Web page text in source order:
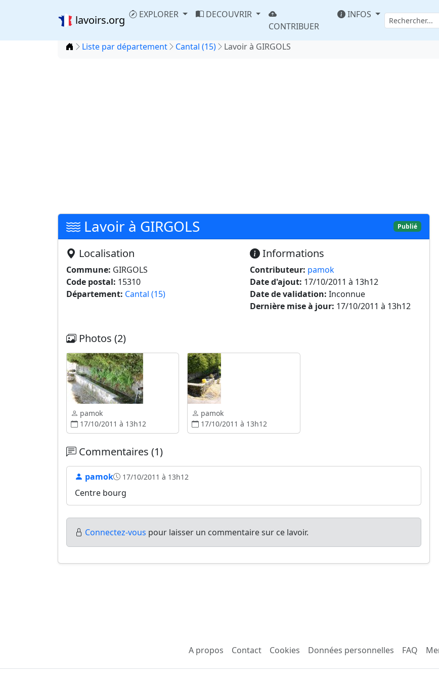
lavoirs.org EXPLORER
DECOUVRIR
CONTRIBUER
INFOS
Accueil
Liste par département Cantal (15) Lavoir à GIRGOLS
Lavoir à GIRGOLS Publié
Localisation
Commune: GIRGOLS
Code postal: 15310
Département: Cantal (15)
Informations
Contributeur: pamok
Date d'ajout: 17/10/2011 à 13h12
Date de validation: Inconnue
Dernière mise à jour: 17/10/2011 à 13h12
Photos (2)
pamok
17/10/2011 à 13h12
pamok
17/10/2011 à 13h12
Commentaires (1)
pamok 17/10/2011 à 13h12
Centre bourg
Connectez-vous pour laisser un commentaire sur ce lavoir.
A propos Contact Cookies Données personnelles FAQ